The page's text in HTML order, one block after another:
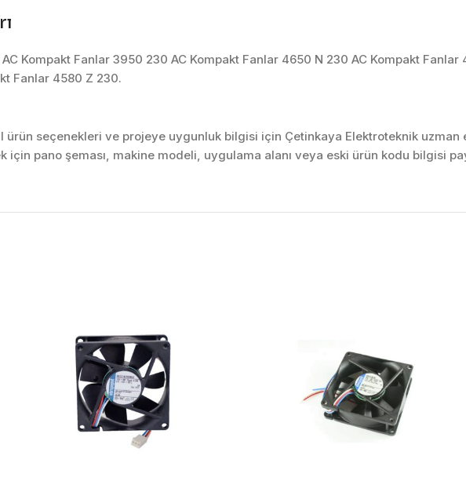
Kompakt Fanlar 3950 230 AC Kompakt Fanlar 4650 N 230 AC Kompakt
Fanlar 4580 Z 230.
seçenekleri ve projeye uygunluk bilgisi için Çetinkaya Elektroteknik
pano şeması, makine modeli, uygulama alanı veya eski ürün kodu bilgisi